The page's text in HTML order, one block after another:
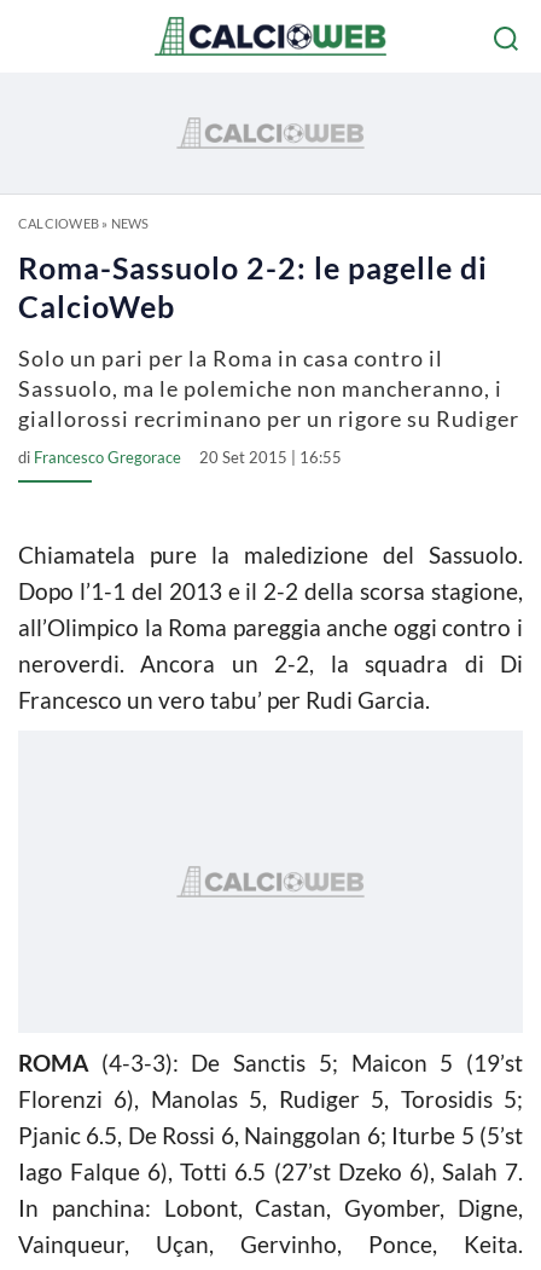
CALCIOWEB» NEWS
Roma-Sassuolo 2-2: le pagelle di
CalcioWeb
Solo un pari per la Roma in casa contro il
Sassuolo, ma le polemiche non mancheranno, i
giallorossi recriminano per un rigore su Rudiger
di Francesco Gregorace 20 Set 2015 | 16:55
Chiamatela pure la maledizione del Sassuolo.
Dopo l’1-1 del 2013 e il 2-2 della scorsa stagione,
all’Olimpico la Roma pareggia anche oggi contro i
neroverdi. Ancora un 2-2, la squadra di Di
Francesco un vero tabu’ per Rudi Garcia.
ROMA (4-3-3): De Sanctis 5; Maicon 5 (19’st
Florenzi 6), Manolas 5, Rudiger 5, Torosidis 5;
Pjanic 6.5, De Rossi 6, Nainggolan 6; Iturbe 5 (5’st
Iago Falque 6), Totti 6.5 (27’st Dzeko 6), Salah 7.
In panchina: Lobont, Castan, Gyomber, Digne,
Vainqueur, Uçan, Gervinho, Ponce, Keita.